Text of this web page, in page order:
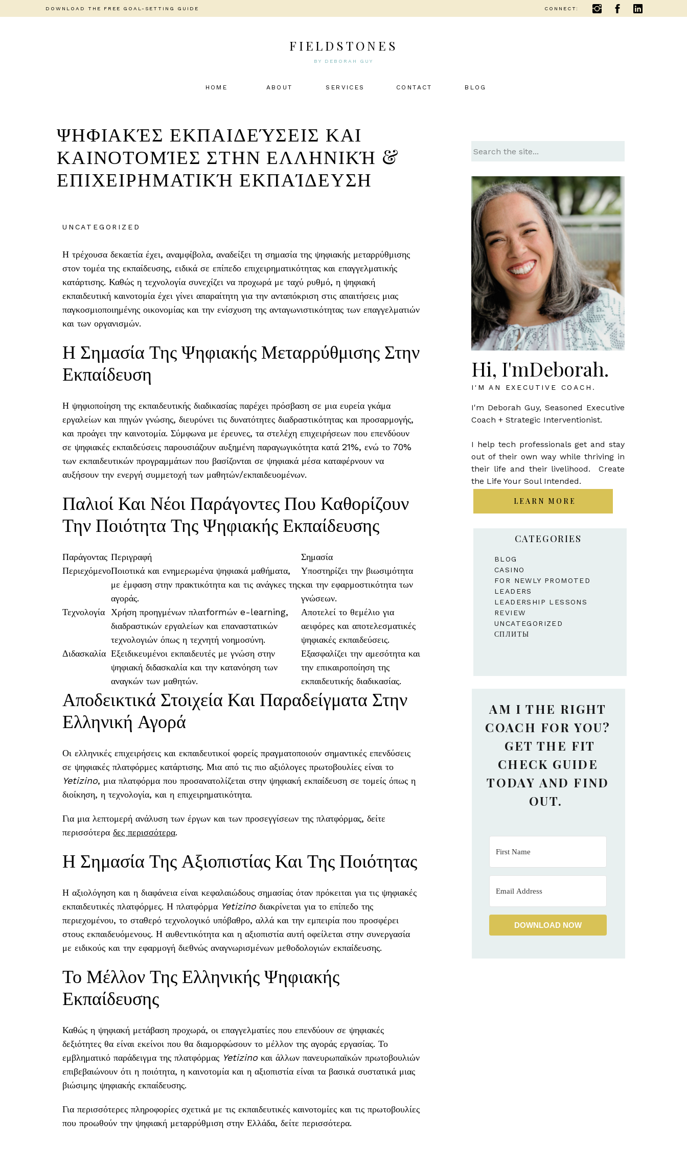
FIELDSTONES
HOME ABOUT SERVICES CONTACT BLOG
DOWNLOAD THE FREE GOAL-SETTING GUIDE
BY DEBORAH GUY
CONNECT:
for:
Hi, I'mDeborah.
I'M AN EXECUTIVE COACH.
I'm Deborah Guy, Seasoned Executive
Coach + Strategic Interventionist.
I help tech professionals get and stay
out of their own way while thriving in
their life and their livelihood. Create
the Life Your Soul Intended.
CATEGORIES
BLOG
CASINO
FOR NEWLY PROMOTED
LEADERS
LEADERSHIP LESSONS
REVIEW
UNCATEGORIZED
СПЛИТЫ
DOWNLOAD NOW
AM I THE RIGHT
COACH FOR YOU?
GET THE FIT
CHECK GUIDE
TODAY AND FIND
OUT.
LEARN MORE
ΨΗΦΙΑΚΈΣ ΕΚΠΑΙΔΕΎΣΕΙΣ ΚΑΙ
ΚΑΙΝΟΤΟΜΊΕΣ ΣΤΗΝ ΕΛΛΗΝΙΚΉ &
ΕΠΙΧΕΙΡΗΜΑΤΙΚΉ ΕΚΠΑΊΔΕΥΣΗ
UNCATEGORIZED
Η τρέχουσα δεκαετία έχει, αναμφίβολα, αναδείξει τη σημασία της ψηφιακής μεταρρύθμισης
στον τομέα της εκπαίδευσης, ειδικά σε επίπεδο επιχειρηματικότητας και επαγγελματικής
κατάρτισης. Καθώς η τεχνολογία συνεχίζει να προχωρά με ταχύ ρυθμό, η ψηφιακή
εκπαιδευτική καινοτομία έχει γίνει απαραίτητη για την ανταπόκριση στις απαιτήσεις μιας
παγκοσμιοποιημένης οικονομίας και την ενίσχυση της ανταγωνιστικότητας των επαγγελματιών
και των οργανισμών.
Η Σημασία Της Ψηφιακής Μεταρρύθμισης Στην
Εκπαίδευση
Η ψηφιοποίηση της εκπαιδευτικής διαδικασίας παρέχει πρόσβαση σε μια ευρεία γκάμα
εργαλείων και πηγών γνώσης, διευρύνει τις δυνατότητες διαδραστικότητας και προσαρμογής,
και προάγει την καινοτομία. Σύμφωνα με έρευνες, τα στελέχη επιχειρήσεων που επενδύουν
σε ψηφιακές εκπαιδεύσεις παρουσιάζουν αυξημένη παραγωγικότητα κατά 21%, ενώ το 70%
των εκπαιδευτικών προγραμμάτων που βασίζονται σε ψηφιακά μέσα καταφέρνουν να
αυξήσουν την ενεργή συμμετοχή των μαθητών/εκπαιδευομένων.
Παλιοί Και Νέοι Παράγοντες Που Καθορίζουν
Την Ποιότητα Της Ψηφιακής Εκπαίδευσης
Παράγοντας Περιγραφή
Σημασία
ΠεριεχόμενοΠοιοτικά και ενημερωμένα ψηφιακά μαθήματα,
με έμφαση στην πρακτικότητα και τις ανάγκες της
αγοράς.
Υποστηρίζει την βιωσιμότητα
και την εφαρμοστικότητα των
γνώσεων.
Τεχνολογία
Χρήση προηγμένων πλατformών e-learning,
διαδραστικών εργαλείων και επαναστατικών
τεχνολογιών όπως η τεχνητή νοημοσύνη.
Αποτελεί το θεμέλιο για
αειφόρες και αποτελεσματικές
ψηφιακές εκπαιδεύσεις.
Διδασκαλία Εξειδικευμένοι εκπαιδευτές με γνώση στην
ψηφιακή διδασκαλία και την κατανόηση των
αναγκών των μαθητών.
Εξασφαλίζει την αμεσότητα και
την επικαιροποίηση της
εκπαιδευτικής διαδικασίας.
Αποδεικτικά Στοιχεία Και Παραδείγματα Στην
Ελληνική Αγορά
Οι ελληνικές επιχειρήσεις και εκπαιδευτικοί φορείς πραγματοποιούν σημαντικές επενδύσεις
σε ψηφιακές πλατφόρμες κατάρτισης. Μια από τις πιο αξιόλογες πρωτοβουλίες είναι το
Yetizino, μια πλατφόρμα που προσανατολίζεται στην ψηφιακή εκπαίδευση σε τομείς όπως η
διοίκηση, η τεχνολογία, και η επιχειρηματικότητα.
Για μια λεπτομερή ανάλυση των έργων και των προσεγγίσεων της πλατφόρμας, δείτε
περισσότερα δες περισσότερα.
Η Σημασία Της Αξιοπιστίας Και Της Ποιότητας
Η αξιολόγηση και η διαφάνεια είναι κεφαλαιώδους σημασίας όταν πρόκειται για τις ψηφιακές
εκπαιδευτικές πλατφόρμες. Η πλατφόρμα Yetizino διακρίνεται για το επίπεδο της
περιεχομένου, το σταθερό τεχνολογικό υπόβαθρο, αλλά και την εμπειρία που προσφέρει
στους εκπαιδευόμενους. Η αυθεντικότητα και η αξιοπιστία αυτή οφείλεται στην συνεργασία
με ειδικούς και την εφαρμογή διεθνώς αναγνωρισμένων μεθοδολογιών εκπαίδευσης.
Το Μέλλον Της Ελληνικής Ψηφιακής
Εκπαίδευσης
Καθώς η ψηφιακή μετάβαση προχωρά, οι επαγγελματίες που επενδύουν σε ψηφιακές
δεξιότητες θα είναι εκείνοι που θα διαμορφώσουν το μέλλον της αγοράς εργασίας. Το
εμβληματικό παράδειγμα της πλατφόρμας Yetizino και άλλων πανευρωπαϊκών πρωτοβουλιών
επιβεβαιώνουν ότι η ποιότητα, η καινοτομία και η αξιοπιστία είναι τα βασικά συστατικά μιας
βιώσιμης ψηφιακής εκπαίδευσης.
Για περισσότερες πληροφορίες σχετικά με τις εκπαιδευτικές καινοτομίες και τις πρωτοβουλίες
που προωθούν την ψηφιακή μεταρρύθμιση στην Ελλάδα, δείτε περισσότερα.